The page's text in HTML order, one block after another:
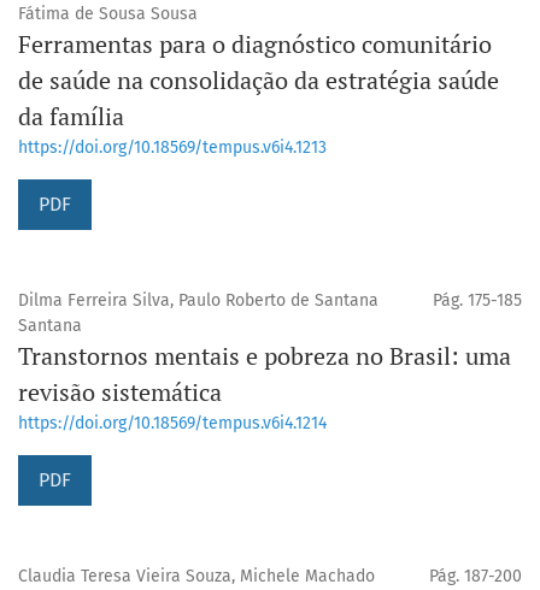
Fátima de Sousa Sousa
Ferramentas para o diagnóstico comunitário
de saúde na consolidação da estratégia saúde
da família
https://doi.org/10.18569/tempus.v6i4.1213
PDF
Dilma Ferreira Silva, Paulo Roberto de Santana
Santana
Pág. 175-185
Transtornos mentais e pobreza no Brasil: uma
revisão sistemática
https://doi.org/10.18569/tempus.v6i4.1214
PDF
Claudia Teresa Vieira Souza, Michele Machado
Pág. 187-200